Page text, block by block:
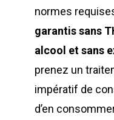
normes
garantis sans
alcool et sans
prenez un
impératif de
d’en